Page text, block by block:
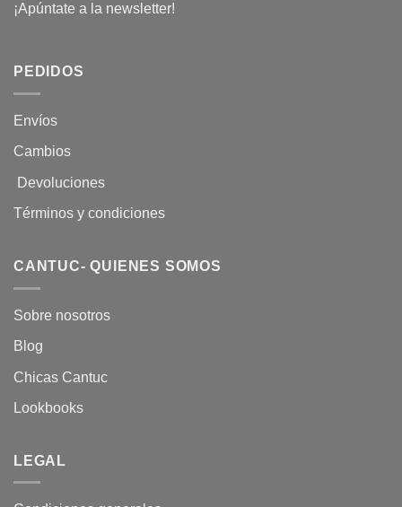
¡Apúntate a la newsletter!
PEDIDOS
Envíos
Cambios
Devoluciones
Términos y condiciones
CANTUC- QUIENES SOMOS
Sobre nosotros
Blog
Chicas Cantuc
Lookbooks
LEGAL